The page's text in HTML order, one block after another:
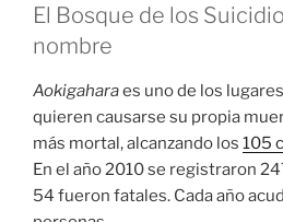
El Bosque de los
nombre
Aokigaharaes uno de los
quieren causarse su propia
más mortal, alcanzando los 105
En el año 2010 se registraron
54 fueron fatales. Cada año